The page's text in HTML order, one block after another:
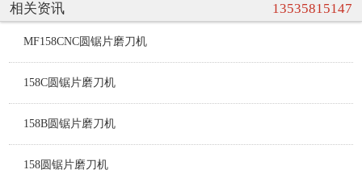
相关资讯 13535815147
MF158CNC圆锯片磨刀机
158C圆锯片磨刀机
158B圆锯片磨刀机
158圆锯片磨刀机